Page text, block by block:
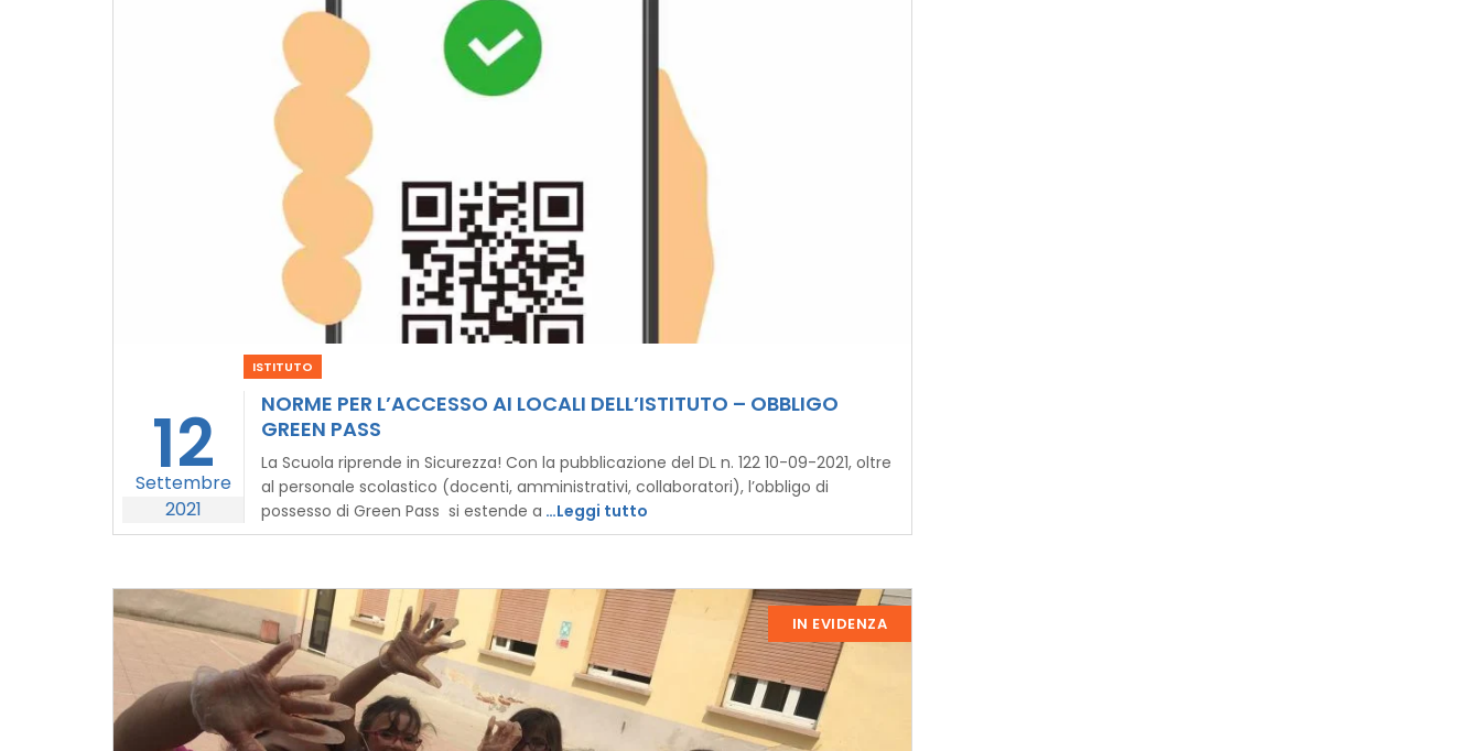
12
Settembre
2021
ISTITUTO
NORME PER L’ACCESSO AI LOCALI DELL’ISTITUTO – OBBLIGO
GREEN PASS
La Scuola riprende in Sicurezza! Con la pubblicazione del DL n. 122 10-09-2021, oltre
al personale scolastico (docenti, amministrativi, collaboratori), l’obbligo di
possesso di Green Pass si estende a …Leggi tutto
IN EVIDENZA